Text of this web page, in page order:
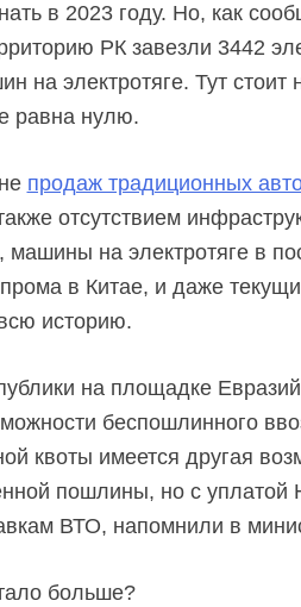
в 2023 году. Но, как
РК завезли 3442
электротяге. Тут стоит
равна нулю.
продаж традиционных
отсутствием
машины на электротяге в
в Китае, и даже
историю.
на площадке
беспошлинного
квоты имеется другая
пошлины, но с
ВТО, напомнили в
больше?